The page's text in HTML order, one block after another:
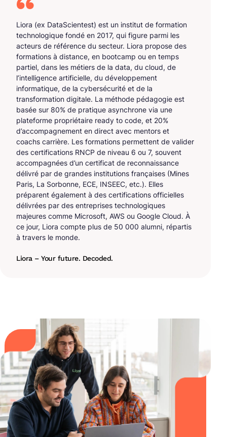
Liora (ex DataScientest) est un institut de formation
technologique fondé en 2017, qui figure parmi les
acteurs de référence du secteur. Liora propose des
formations à distance, en bootcamp ou en temps
partiel, dans les métiers de la data, du cloud, de
l’intelligence artificielle, du développement
informatique, de la cybersécurité et de la
transformation digitale. La méthode pédagogie est
basée sur 80% de pratique asynchrone via une
plateforme propriétaire ready to code, et 20%
d’accompagnement en direct avec mentors et
coachs carrière. Les formations permettent de valider
des certifications RNCP de niveau 6 ou 7, souvent
accompagnées d’un certificat de reconnaissance
délivré par de grandes institutions françaises (Mines
Paris, La Sorbonne, ECE, INSEEC, etc.). Elles
préparent également à des certifications officielles
délivrées par des entreprises technologiques
majeures comme Microsoft, AWS ou Google Cloud. À
ce jour, Liora compte plus de 50 000 alumni, répartis
à travers le monde.
Liora – Your future. Decoded.